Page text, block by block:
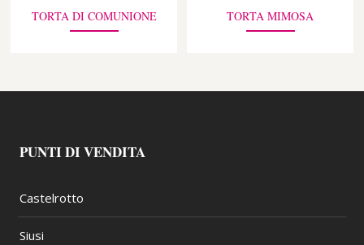
TORTA DI COMUNIONE TORTA MIMOSA
PUNTI DI VENDITA
Castelrotto
Siusi